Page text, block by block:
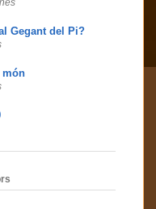
Gegant del Pi?
món